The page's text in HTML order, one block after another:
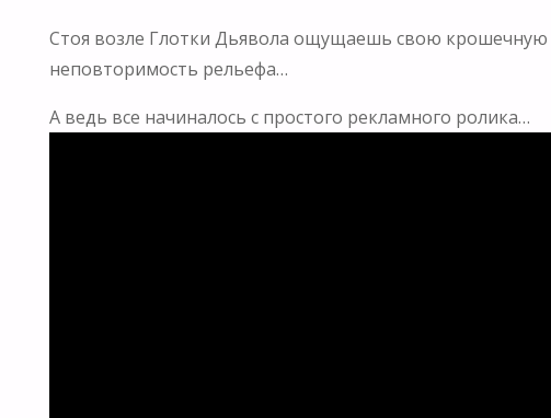
Стоя возле Глотки Дьявола ощущаешь свою
неповторимость рельефа…
А ведь все начиналось с простого рекламного ролика…